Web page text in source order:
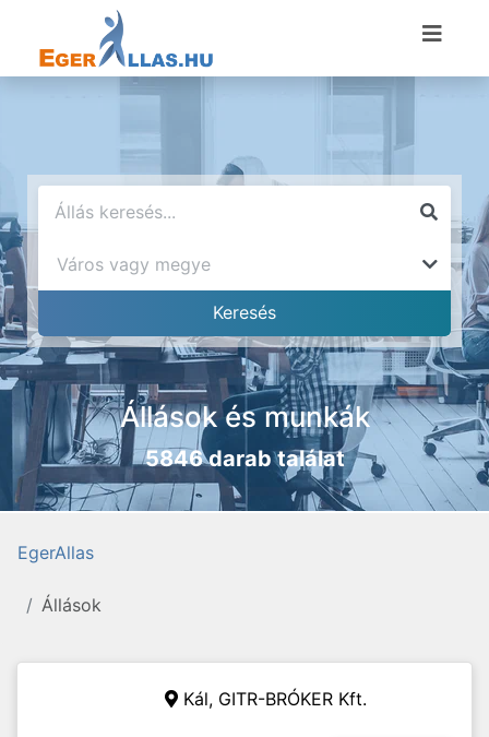
Állások és munkák
5846 darab találat
EgerAllas
Állások
Kál, GITR-BRÓKER Kft.